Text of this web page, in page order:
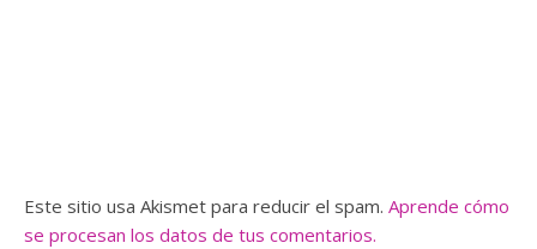
Este sitio usa Akismet para reducir el spam. Aprende cómo
se procesan los datos de tus comentarios.